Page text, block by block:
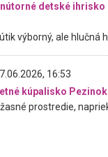
16:53
kúpalisko Pezinok